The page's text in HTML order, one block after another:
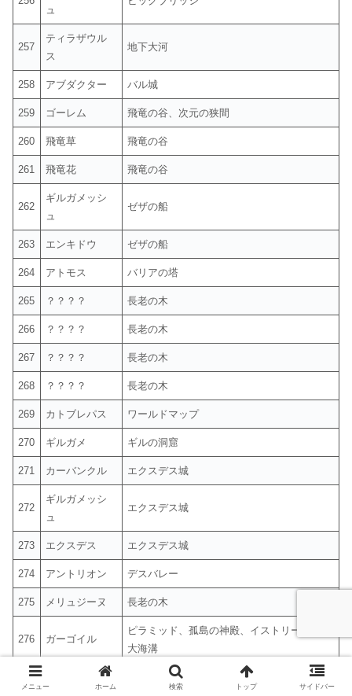
ュ
257
ティラザウル
ス
地下大河
258 アブダクター バル城
259 ゴーレム 飛竜の谷、次元の狭間
260 飛竜草 飛竜の谷
261 飛竜花 飛竜の谷
262
ギルガメッシ
ュ
ゼザの船
263 エンキドウ ゼザの船
264 アトモス バリアの塔
265 ？？？？ 長老の木
266 ？？？？ 長老の木
267 ？？？？ 長老の木
268 ？？？？ 長老の木
269 カトブレパス ワールドマップ
270 ギルガメ ギルの洞窟
271 カーバンクル エクスデス城
272
ギルガメッシ
ュ
エクスデス城
273 エクスデス エクスデス城
274 アントリオン デスバレー
275 メリュジーヌ 長老の木
276 ガーゴイル
ピラミッド、孤島の神殿、イストリーの滝、
大海溝
277 孤島の神殿
メニュー ホーム 検索 トップ サイドバー